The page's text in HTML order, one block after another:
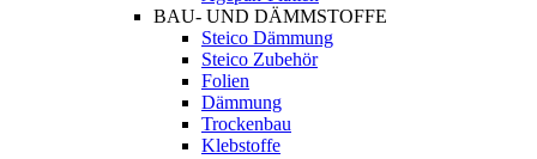
BAU- UND DÄMMSTOFFE
Steico Dämmung
Steico Zubehör
Folien
Dämmung
Trockenbau
Klebstoffe